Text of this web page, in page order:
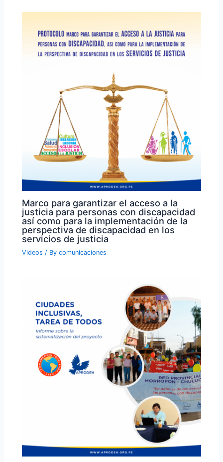
Marco para garantizar el acceso a la
justicia para personas con discapacidad
así como para la implementación de la
perspectiva de discapacidad en los
servicios de justicia
Videos / Bycomunicaciones